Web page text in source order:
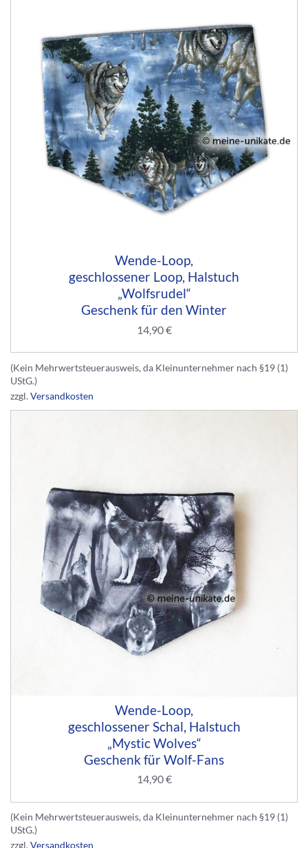
Wende-Loop,
geschlossener Loop, Halstuch
„Wolfsrudel“
Geschenk für den Winter
14,90€
(Kein Mehrwertsteuerausweis, da Kleinunternehmer nach §19 (1)
UStG.)
zzgl.Versandkosten
Wende-Loop,
geschlossener Schal, Halstuch
„Mystic Wolves“
Geschenk für Wolf-Fans
14,90€
(Kein Mehrwertsteuerausweis, da Kleinunternehmer nach §19 (1)
UStG.)
zzgl.Versandkosten